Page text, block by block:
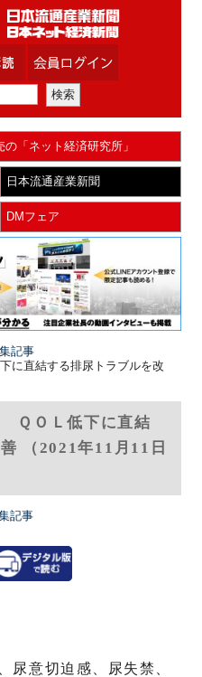
の「ネット経済研究所」
日本流通産業新聞
DMフェア
記事
に直結する排尿トラブルを改
ＱＯＬ低下に直結
（2021年11月11日
記事
意切迫感、尿失禁、